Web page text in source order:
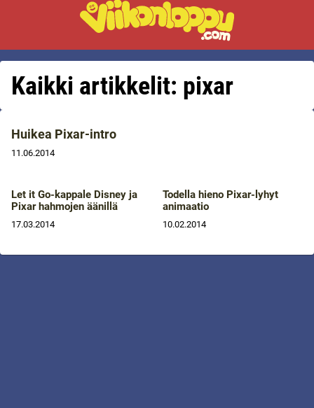
Kaikki artikkelit: pixar
Huikea Pixar-intro
11.06.2014
Let it Go-kappale Disney ja
Pixar hahmojen äänillä
17.03.2014
Todella hieno Pixar-lyhyt
animaatio
10.02.2014